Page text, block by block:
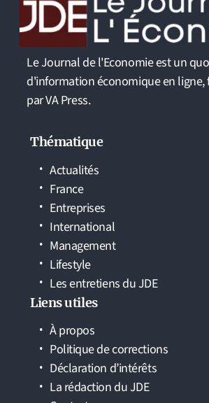
Le Journal de l'Economie est un
d'information économique en ligne,
par VA Press.
Thématique
Actualités
France
Entreprises
International
Management
Lifestyle
Les entretiens du JDE
Liens utiles
À propos
Politique de corrections
Déclaration d’intérêts
La rédaction du JDE